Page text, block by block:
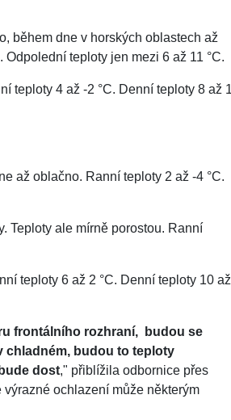
během dne v horských oblastech až
teploty jen mezi 6 až 11 °C.
teploty 4 až -2 °C. Denní teploty 8 až
až oblačno. Ranní teploty 2 až -4 °C.
Teploty ale mírně porostou. Ranní
teploty 6 až 2 °C. Denní teploty 10 až
frontálního rozhraní, budou se
chladném, budou to teploty
dost," přiblížila odbornice přes
ochlazení může některým